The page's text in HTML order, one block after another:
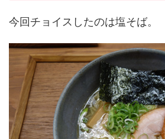
今回チョイスしたのは塩そば。